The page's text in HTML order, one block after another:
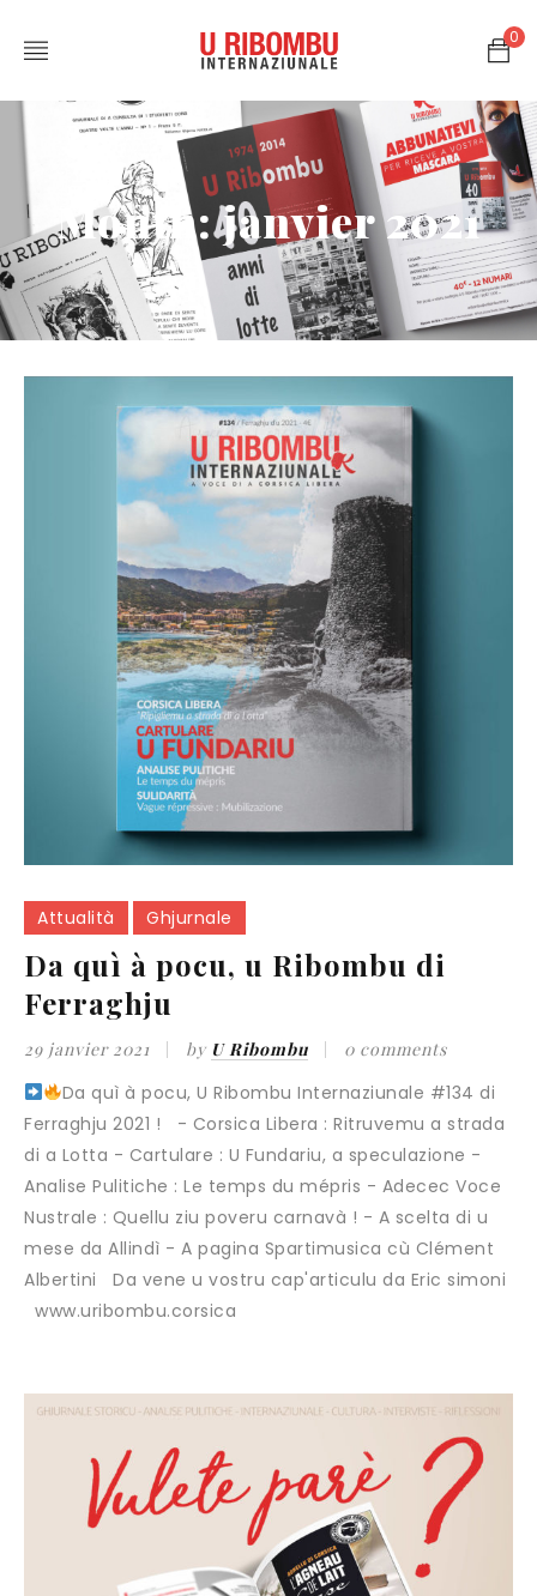
0
Month: janvier 2021
Attualità Ghjurnale
Da quì à pocu, u Ribombu di
Ferraghju
29 janvier 2021 by U Ribombu 0 comments
Da quì à pocu, U Ribombu Internaziunale #134 di
Ferraghju 2021 ! - Corsica Libera : Ritruvemu a strada
di a Lotta - Cartulare : U Fundariu, a speculazione -
Analise Pulitiche : Le temps du mépris - Adecec Voce
Nustrale : Quellu ziu poveru carnavà ! - A scelta di u
mese da Allindì - A pagina Spartimusica cù Clément
Albertini Da vene u vostru cap'articulu da Eric simoni
www.uribombu.corsica